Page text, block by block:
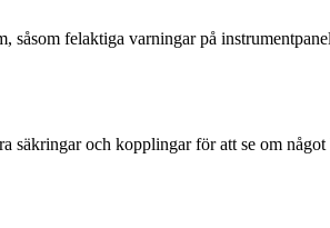
såsom felaktiga varningar på
och kopplingar för att se om